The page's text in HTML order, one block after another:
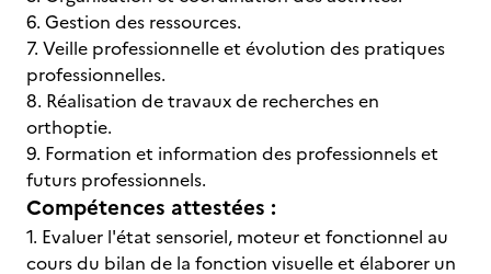
6. Gestion des ressources.
7. Veille professionnelle et évolution des pratiques
professionnelles.
8. Réalisation de travaux de recherches en
orthoptie.
9. Formation et information des professionnels et
futurs professionnels.
Compétences attestées :
1. Evaluer l'état sensoriel, moteur et fonctionnel au
cours du bilan de la fonction visuelle et élaborer un